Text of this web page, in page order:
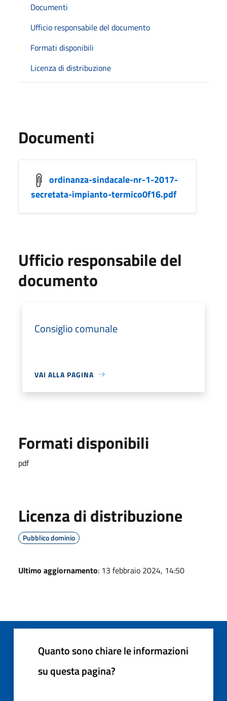
Documenti
Ufficio responsabile del documento
Formati disponibili
Licenza di distribuzione
Documenti
ordinanza-sindacale-nr-1-2017-
secretata-impianto-termico0f16.pdf
Ufficio responsabile del
documento
Consiglio comunale
VAI ALLA PAGINA
Formati disponibili
pdf
Licenza di distribuzione
Pubblico dominio
Ultimo aggiornamento: 13 febbraio 2024, 14:50
Quanto sono chiare le informazioni
su questa pagina?